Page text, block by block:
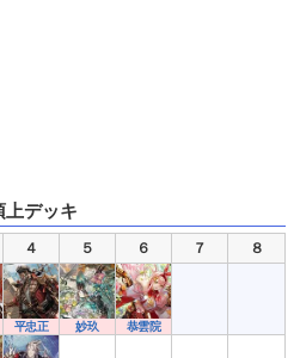
上デッキ
４ ５ ６ ７ ８
平忠正 妙玖 恭雲院